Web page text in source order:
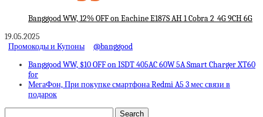
Banggood WW, 12% OFF on Eachine E187S AH 1 Cobra 2_4G 9CH 6G
19.05.2025
Промокоды и Купоны
@banggood
Banggood WW, $10 OFF on ISDT 405AC 60W 5A Smart Charger XT60
for
МегаФон, При покупке смартфона Redmi A5 3 мес связи в
подарок